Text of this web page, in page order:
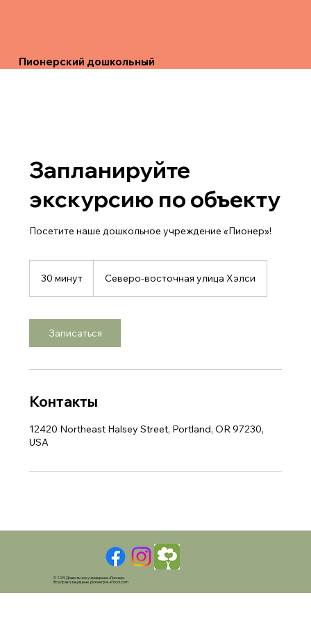
Пионерский дошкольный
Запланируйте
экскурсию по объекту
Посетите наше дошкольное учреждение «Пионер»!
30 минут
и
н
у
Северо-восточная улица Хэлси
Записаться
Контакты
12420 Northeast Halsey Street, Portland, OR 97230,
USA
© 2019 Дошкольное учреждение «Пионер».
Все права защищены.pioneerpre-school.com